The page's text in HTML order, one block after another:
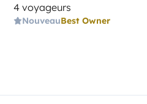
4 voyageurs
NouveauBest Owner